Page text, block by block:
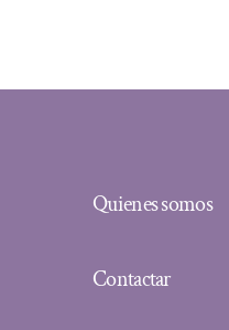
Quienes somos
Contactar